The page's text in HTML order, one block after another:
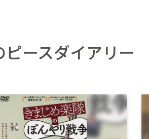
ピースダイアリー